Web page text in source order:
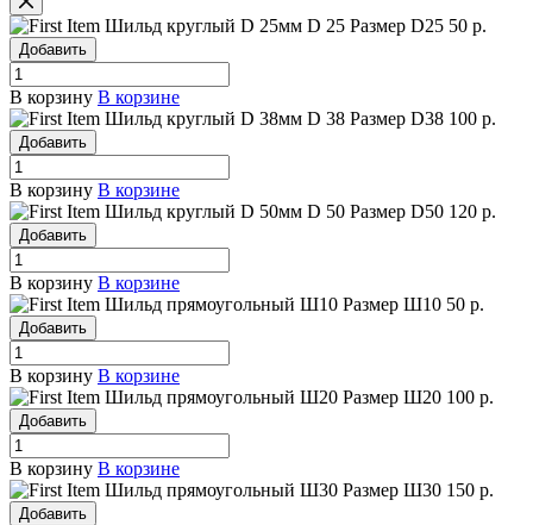
Шильд круглый D 25мм D 25 Размер D25 50 р.
Добавить
В корзину В корзине
Шильд круглый D 38мм D 38 Размер D38 100 р.
Добавить
В корзину В корзине
Шильд круглый D 50мм D 50 Размер D50 120 р.
Добавить
В корзину В корзине
Шильд прямоугольный Ш10 Размер Ш10 50 р.
Добавить
В корзину В корзине
Шильд прямоугольный Ш20 Размер Ш20 100 р.
Добавить
В корзину В корзине
Шильд прямоугольный Ш30 Размер Ш30 150 р.
Добавить